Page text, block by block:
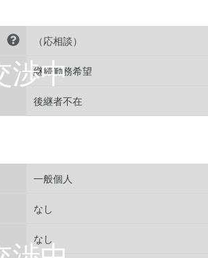
（応相談）
継続勤務希望
後継者不在
一般個人
なし
なし